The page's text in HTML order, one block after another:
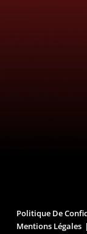
Politique De
Mentions Légales